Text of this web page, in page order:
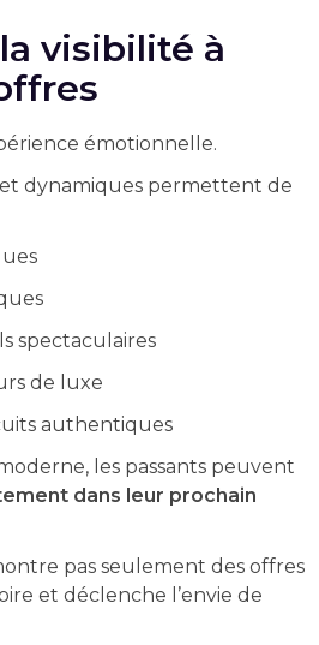
visibilité à
émotionnelle.
dynamiques permettent de
spectaculaires
de luxe
authentiques
les passants peuvent
dans leur prochain
pas seulement des offres
et déclenche l’envie de